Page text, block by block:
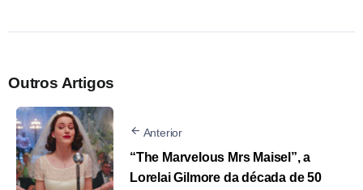
Outros Artigos
Anterior
“The Marvelous Mrs Maisel”, a
Lorelai Gilmore da década de 50